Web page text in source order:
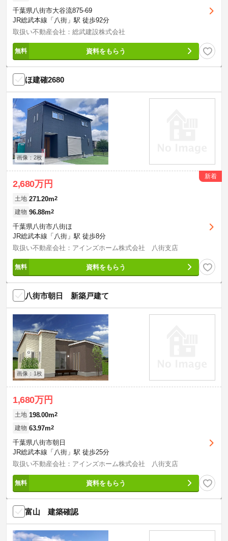
千葉県八街市大谷流875-69
JR総武本線「八街」駅 徒歩92分
取扱い不動産会社：総武建設株式会社
資料をもらう
ほ建確2680
画像：2枚
2,680万円
新着
土地 271.20m2
建物 96.88m2
千葉県八街市八街ほ
JR総武本線「八街」駅 徒歩8分
取扱い不動産会社：アインズホーム株式会社 八街支店
資料をもらう
八街市朝日 新築戸建て
画像：1枚
1,680万円
土地 198.00m2
建物 63.97m2
千葉県八街市朝日
JR総武本線「八街」駅 徒歩25分
取扱い不動産会社：アインズホーム株式会社 八街支店
資料をもらう
富山 建築確認